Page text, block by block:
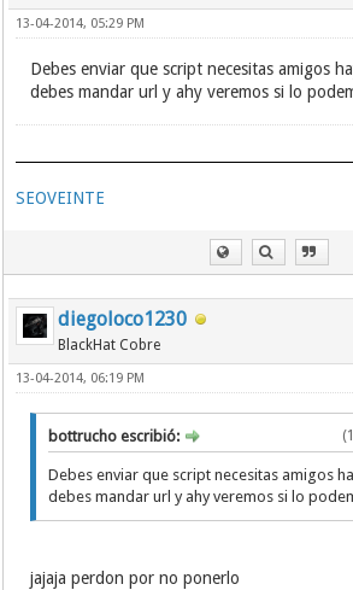
13-04-2014, 05:29 PM
Debes enviar que script necesitas amigos
debes mandar url y ahy veremos si lo
SEOVEINTE
diegoloco1230
BlackHat Cobre
13-04-2014, 06:19 PM
bottrucho escribió:
Debes enviar que script necesitas amigos
debes mandar url y ahy veremos si lo
jajaja perdon por no ponerlo